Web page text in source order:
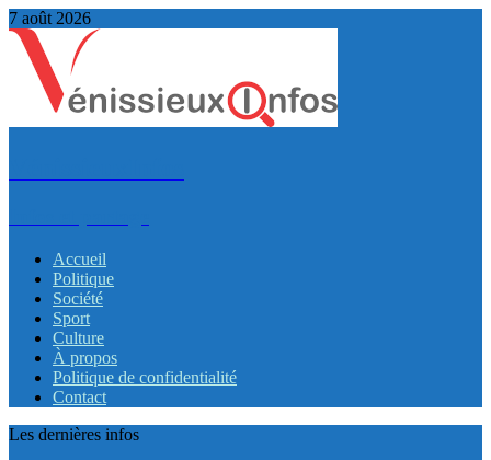
7 août 2026
Accueil
Politique
Société
Sport
Culture
À propos
Politique de confidentialité
Contact
Les dernières infos